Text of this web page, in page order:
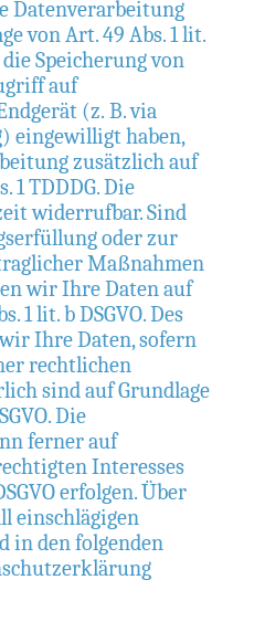
Datenverarbeitung
von Art. 49 Abs. 1 lit.
die Speicherung von
auf
(z. B. via
eingewilligt haben,
zusätzlich auf
1 TDDDG. Die
widerrufbar. Sind
oder zur
Maßnahmen
wir Ihre Daten auf
1 lit. b DSGVO. Des
Ihre Daten, sofern
rechtlichen
sind auf Grundlage
Die
ferner auf
Interesses
erfolgen. Über
einschlägigen
in den folgenden